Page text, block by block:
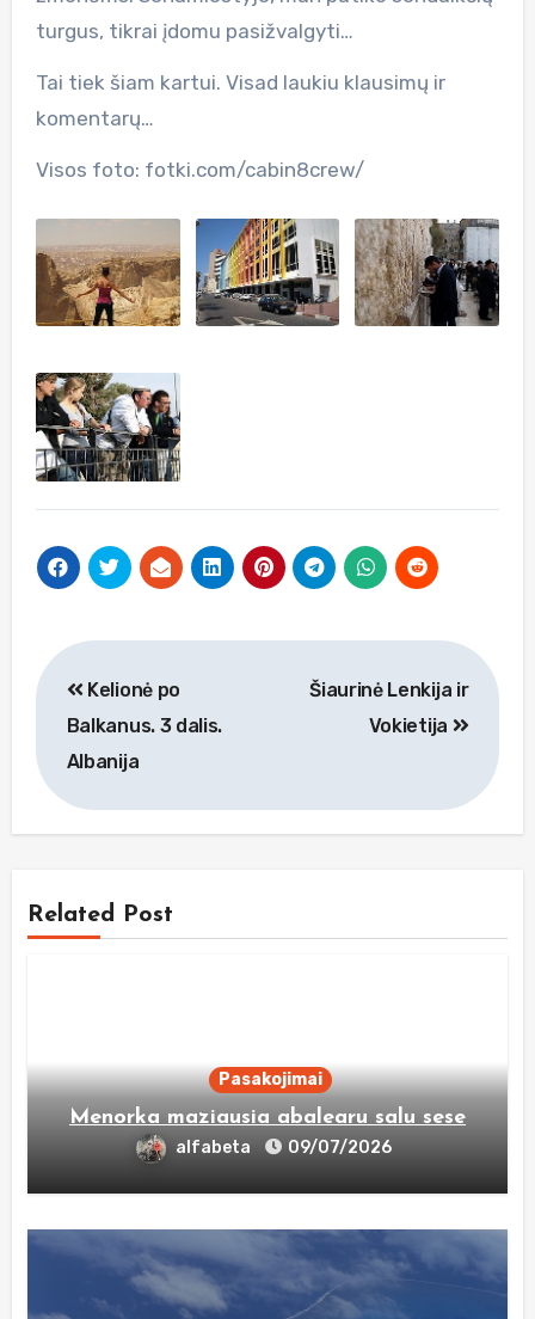
turgus, tikrai įdomu pasižvalgyti…
Tai tiek šiam kartui. Visad laukiu klausimų ir
komentarų…
Visos foto: fotki.com/cabin8crew/
Navigacija
tarp
įrašų
Kelionė po
Balkanus. 3 dalis.
Albanija
Šiaurinė Lenkija ir
Vokietija
Related Post
Pasakojimai
Menorka maziausia abalearu salu sese
alfabeta 09/07/2026